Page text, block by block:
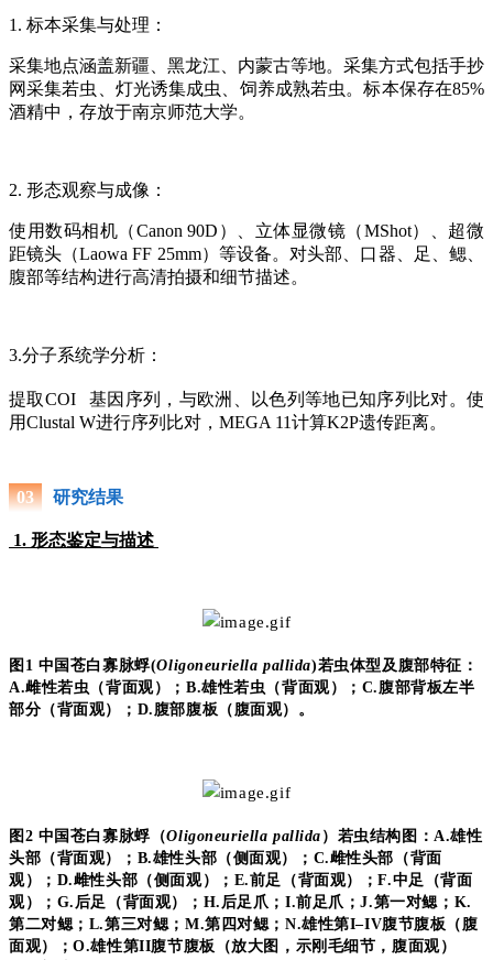
1. 标本采集与处理：
采集地点涵盖新疆、黑龙江、内蒙古等地。采集方式包括手抄
网采集若虫、灯光诱集成虫、饲养成熟若虫。标本保存在85%
酒精中，存放于南京师范大学。
2. 形态观察与成像：
使用数码相机（Canon 90D）、立体显微镜（MShot）、超微
距镜头（Laowa FF 25mm）等设备。对头部、口器、足、鳃、
腹部等结构进行高清拍摄和细节描述。
3.分子系统学分析：
提取COI
基因序列，与欧洲、以色列等地已知序列比对。使
用Clustal W进行序列比对，MEGA 11计算K2P遗传距离。
03 研究结果
1. 形态鉴定与描述
图 1 中国苍白寡脉蜉(Oligoneuriella pallida)若虫体型及腹部特征：
A.雌性若虫（背面观）； B.雄性若虫（背面观）； C. 腹部背板左半
部分（背面观）； D. 腹部腹板（腹面观）。
图 2 中国苍白寡脉蜉（Oligoneuriella pallida ）若虫结构图：A.雄性
头部（背面观）； B.雄性头部（侧面观）； C.雌性头部（背面
观）； D.雌性头部（侧面观）； E.前足（背面观）；F.中足（背面
观）； G. 后足（背面观）； H. 后足爪； I.前足爪；J.第一对鳃； K.
第二对鳃； L.第三对鳃； M.第四对鳃； N.雄性第I–IV腹节腹板（腹
面观）；O.雄性第II腹节腹板（放大图，示刚毛细节，腹面观）